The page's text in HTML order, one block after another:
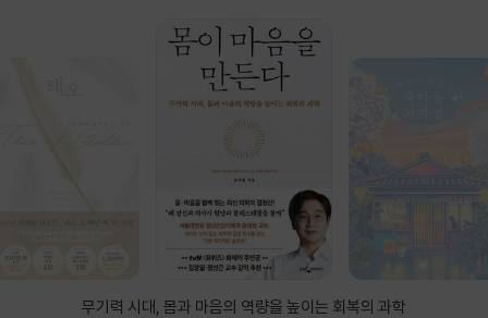
무기력 시대, 몸과 마음의 역량을 높이는 회복의 과학